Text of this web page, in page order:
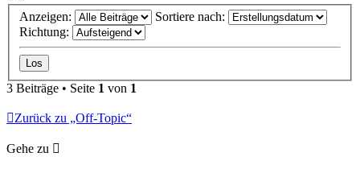
Anzeigen:
Sortiere nach:
Richtung:
3 Beiträge • Seite 1 von 1
Zurück zu „Off-Topic“
Gehe zu